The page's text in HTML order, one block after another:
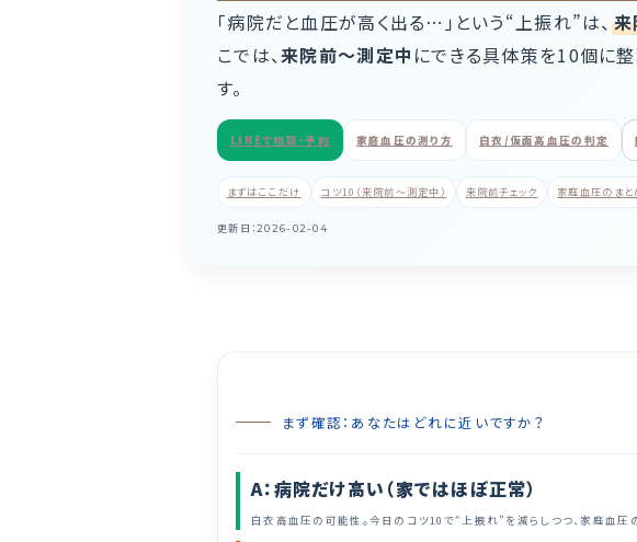
「病院だと血圧が高く出る…」という“上振れ”は、
こでは、来院前〜測定中 にできる具体策を10個に整
す。
LINEで相談・予約 家庭血圧の測り方 白衣/仮面高血圧の判定
まずはここだけ コツ10（来院前〜測定中） 来院前チェック 家庭血圧のまと
更新日：2026-02-04
まず確認：あなたはどれに近いですか？
A：病院だけ高い（家ではほぼ正常）
白衣高血圧の可能性。今日のコツ10で“上振れ”を減らしつつ、家庭血圧